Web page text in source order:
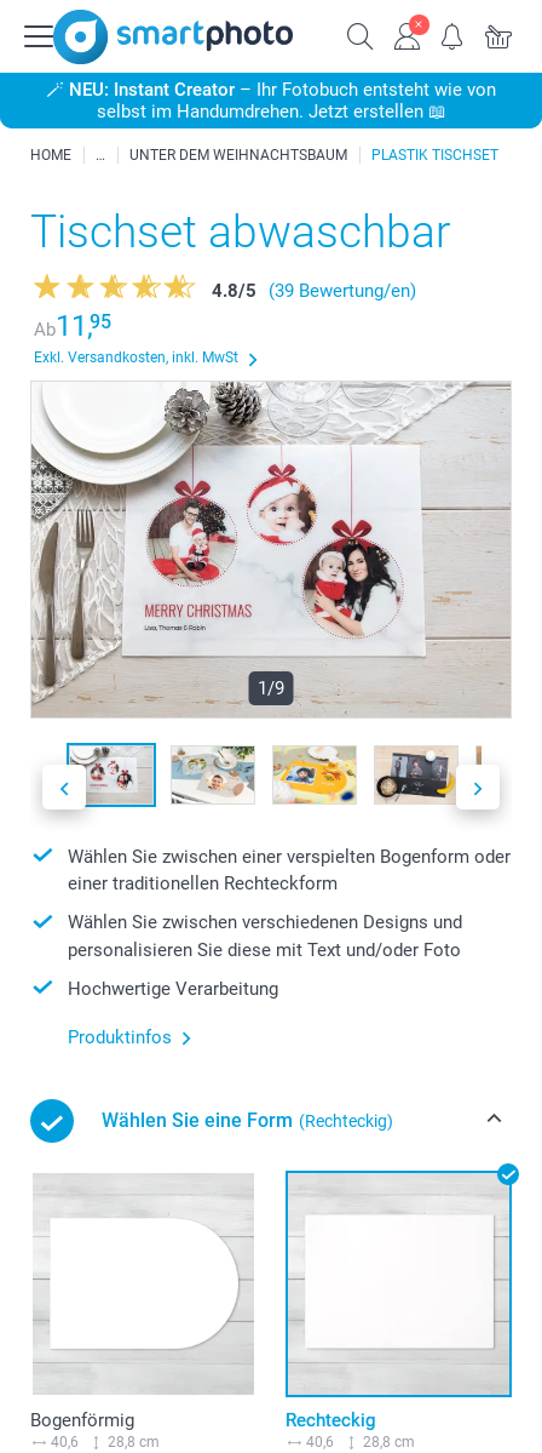
🪄 NEU: Instant Creator – Ihr Fotobuch entsteht wie von
selbst im Handumdrehen. Jetzt erstellen 📖
HOME UNTER DEM WEIHNACHTSBAUM PLASTIK TISCHSET
Tischset abwaschbar
4.8/5
(39 Bewertung/en)
Ab11,95
Exkl. Versandkosten, inkl. MwSt
1/9
Wählen Sie zwischen einer verspielten Bogenform oder
einer traditionellen Rechteckform
Wählen Sie zwischen verschiedenen Designs und
personalisieren Sie diese mit Text und/oder Foto
Hochwertige Verarbeitung
Produktinfos
Wählen Sie eine Form (Rechteckig)
Bogenförmig
40,6 28,8 cm
Rechteckig
40,6 28,8 cm